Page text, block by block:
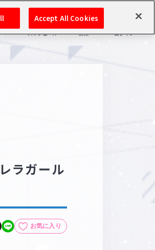
スケジュール 検索 ログイン
歴
ール メモ
ラガール
お気に入り
Accept All Cookies